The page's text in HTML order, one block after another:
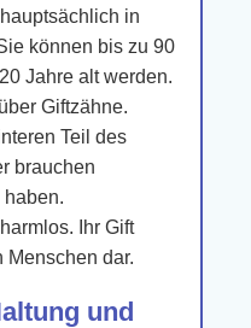
in
können bis zu 90
Jahre alt werden.
Giftzähne.
Teil des
brauchen
Ihr Gift
Menschen dar.
und